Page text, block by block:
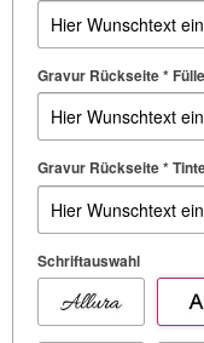
Gravur Rückseite *
Gravur Rückseite *
Schriftauswahl